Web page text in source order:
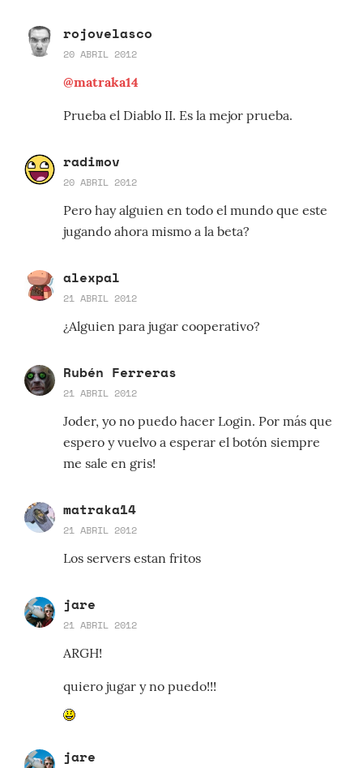
rojovelasco
20 ABRIL 2012
@matraka14
Prueba el Diablo II. Es la mejor prueba.
radimov
20 ABRIL 2012
Pero hay alguien en todo el mundo que este
jugando ahora mismo a la beta?
alexpal
21 ABRIL 2012
¿Alguien para jugar cooperativo?
Rubén Ferreras
21 ABRIL 2012
Joder, yo no puedo hacer Login. Por más que
espero y vuelvo a esperar el botón siempre
me sale en gris!
matraka14
21 ABRIL 2012
Los servers estan fritos
jare
21 ABRIL 2012
ARGH!
quiero jugar y no puedo!!!
jare